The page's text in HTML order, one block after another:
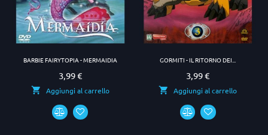
BARBIE FAIRYTOPIA - MERMAIDIA
Prezzo
3,99 €
Aggiungi al carrello
GORMITI - IL RITORNO DEI...
Prezzo
3,99 €
Aggiungi al carrello